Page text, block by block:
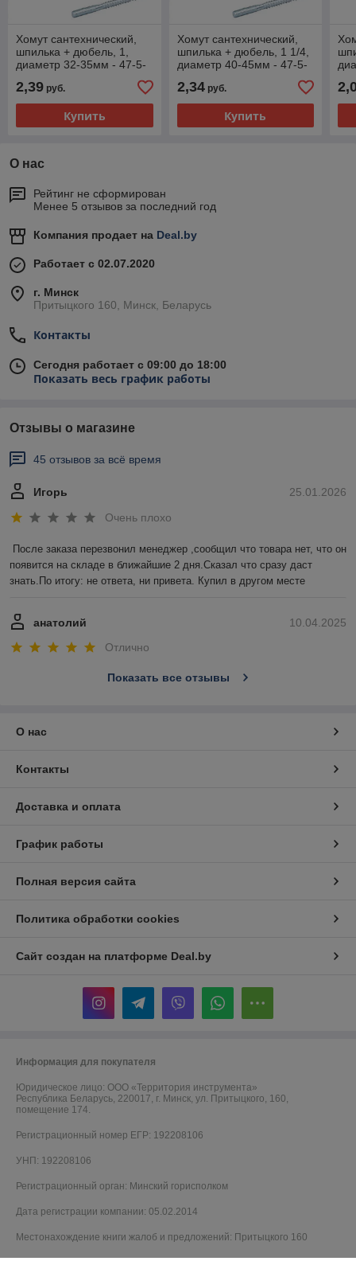
Хомут сантехнический,
шпилька + дюбель, 1,
диаметр 32-35мм - 47-5-
2,39 руб.
Купить
Хомут сантехнический,
шпилька + дюбель, 1 1/4,
диаметр 40-45мм - 47-5-
2,34руб.
Купить
О нас
Рейтинг не сформирован
Менее 5 отзывов за последний год
Компания продает на Deal.by
Работает с 02.07.2020
г. Минск
Притыцкого 160, Минск, Беларусь
Контакты
Сегодня работает с 09:00 до 18:00
Показать весь график работы
Отзывы о магазине
45 отзывов за всё время
25.01.2026
Игорь
Очень плохо
После заказа перезвонил менеджер ,сообщил что товара нет, что он
появится на складе в ближайшие 2 дня.Сказал что сразу даст
знать.По итогу: не ответа, ни привета. Купил в другом месте
10.04.2025
анатолий
Отлично
Показать все отзывы
О нас
Контакты
Доставка и оплата
График работы
Полная версия сайта
Политика обработки cookies
Сайт создан на платформе Deal.by
Информация для покупателя
Юридическое лицо: ООО «Территория инструмента»
Республика Беларусь, 220017, г. Минск, ул. Притыцкого, 160,
помещение 174.
Регистрационный номер ЕГР: 192208106
УНП: 192208106
Регистрационный орган: Минский горисполком
Дата регистрации компании: 05.02.2014
Местонахождение книги жалоб и предложений: Притыцкого 160